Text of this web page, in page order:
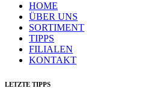
HOME
ÜBER UNS
SORTIMENT
TIPPS
FILIALEN
KONTAKT
LETZTE TIPPS